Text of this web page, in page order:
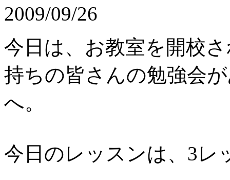
2009/09/26
今日は、お教室を開校
持ちの皆さんの勉強会
へ。
今日のレッスンは、3レ